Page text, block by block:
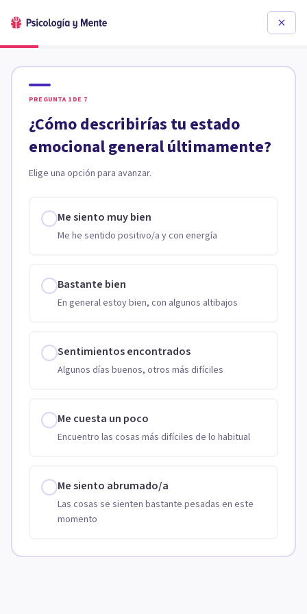
PREGUNTA 1 DE 7
¿Cómo describirías tu estado
emocional general últimamente?
Elige una opción para avanzar.
Me siento muy bien
Me he sentido positivo/a y con energía
Bastante bien
En general estoy bien, con algunos altibajos
Sentimientos encontrados
Algunos días buenos, otros más difíciles
Me cuesta un poco
Encuentro las cosas más difíciles de lo habitual
Me siento abrumado/a
Las cosas se sienten bastante pesadas en este
momento